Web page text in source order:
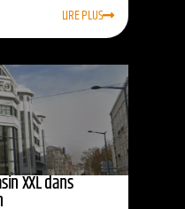
LIRE PLUS
XXL dans